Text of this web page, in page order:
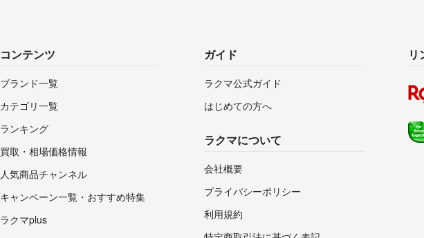
コンテンツ
ブランド一覧
カテゴリ一覧
ランキング
買取・相場価格情報
人気商品チャンネル
キャンペーン一覧・おすすめ特集
ラクマplus
ガイド
ラクマ公式ガイド
はじめての方へ
ラクマについて
会社概要
プライバシーポリシー
利用規約
リ